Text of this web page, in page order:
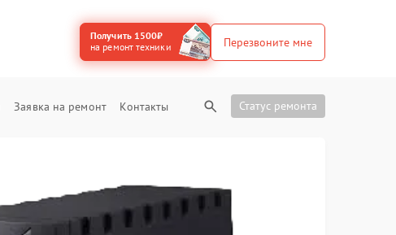
Получить 1500₽
на ремонт техники
Перезвоните мне
Заявка на ремонт Контакты Статус ремонта